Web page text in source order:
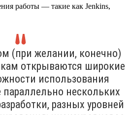
работы — такие как Jenkins,
(при желании, конечно)
открываются широкие
использования
параллельно нескольких
разных уровней